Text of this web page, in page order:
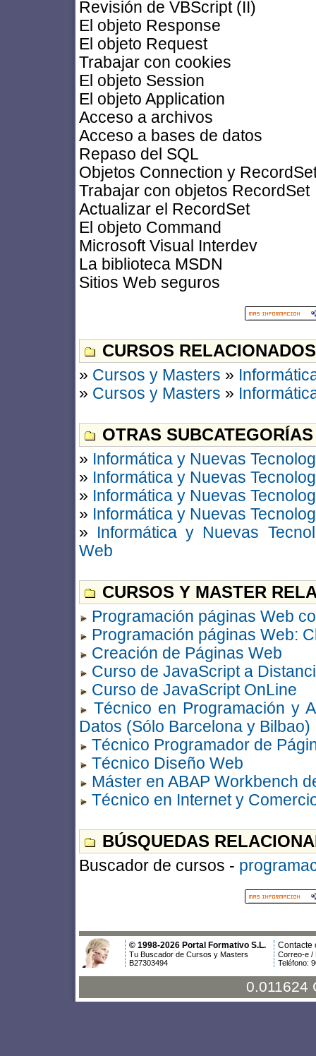
Revisión de VBScript (II)
El objeto Response
El objeto Request
Trabajar con cookies
El objeto Session
El objeto Application
Acceso a archivos
Acceso a bases de datos
Repaso del SQL
Objetos Connection y
Trabajar con objetos RecordSet
Actualizar el RecordSet
El objeto Command
Microsoft Visual Interdev
La biblioteca MSDN
Sitios Web seguros
CURSOS
» Cursos y Masters »
» Cursos y Masters »
OTRAS
» Informática y Nuevas
» Informática y Nuevas
» Informática y Nuevas
» Informática y Nuevas
» Informática y Nuevas
Web
CURSOS Y MASTER
Programación páginas Web
Programación páginas Web:
Creación de Páginas Web
Curso de JavaScript a
Curso de JavaScript OnLine
Técnico en Programación y
Datos (Sólo Barcelona y Bilbao)
Técnico Programador de
Técnico Diseño Web
Máster en ABAP Workbench
Técnico en Internet y
BÚSQUEDAS
Buscador de cursos -
© 1998-2026 Portal Formativo S.L.
Tu Buscador de Cursos y Masters
B27303494
Contacte
Correo-e /
Teléfono:
0.011624